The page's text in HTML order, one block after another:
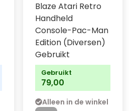
Blaze Atari Retro
Handheld
Console-Pac-Man
Edition (Diversen)
Gebruikt
Gebruikt
79,00
Alleen in de winkel